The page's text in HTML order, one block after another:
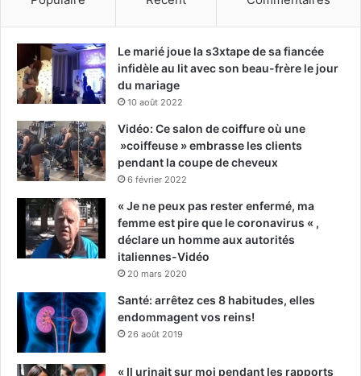
Le marié joue la s3xtape de sa fiancée
infidèle au lit avec son beau-frère le jour
du mariage
10 août 2022
Vidéo: Ce salon de coiffure où une
»coiffeuse » embrasse les clients
pendant la coupe de cheveux
6 février 2022
« Je ne peux pas rester enfermé, ma
femme est pire que le coronavirus « ,
déclare un homme aux autorités
italiennes-Vidéo
20 mars 2020
Santé: arrêtez ces 8 habitudes, elles
endommagent vos reins!
26 août 2019
« Il urinait sur moi pendant les rapports